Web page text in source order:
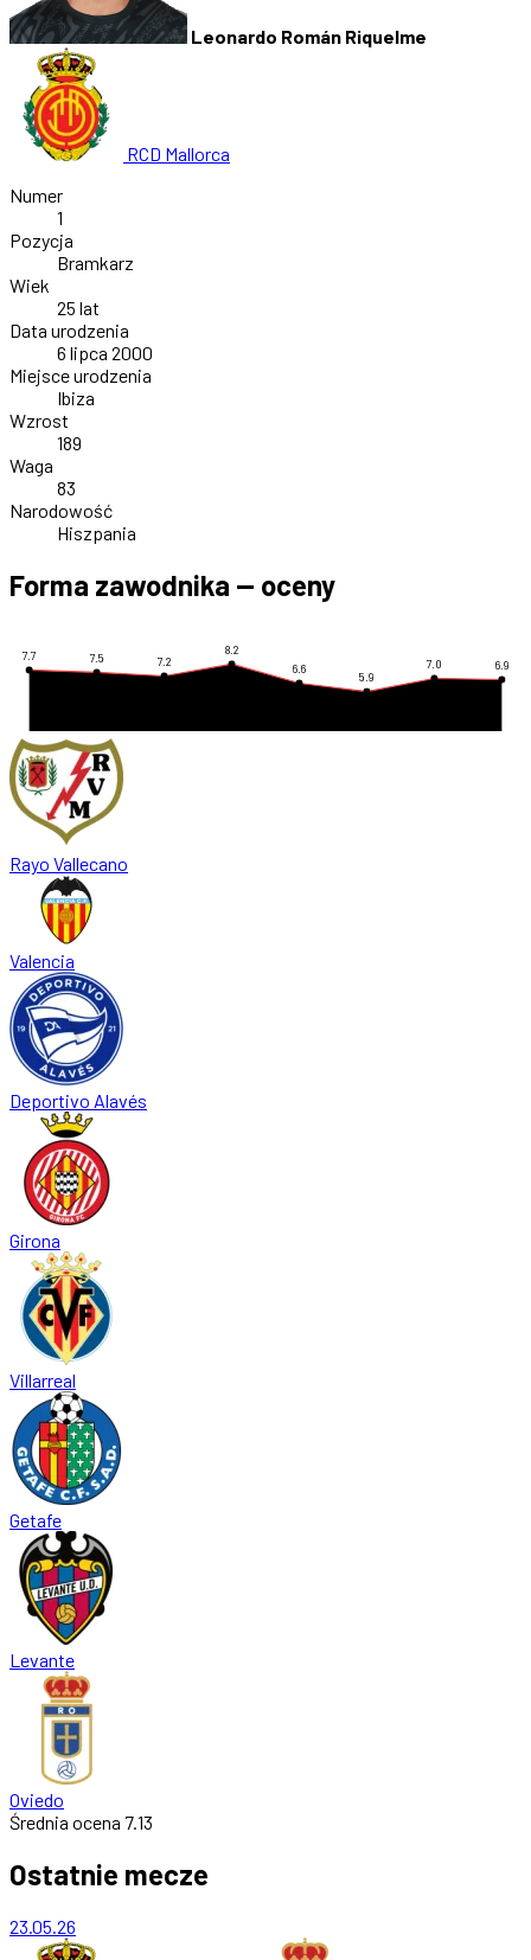
Leonardo Román Riquelme
RCD Mallorca
Numer
1
Pozycja
Bramkarz
Wiek
25 lat
Data urodzenia
6 lipca 2000
Miejsce urodzenia
Ibiza
Wzrost
189
Waga
83
Narodowość
Hiszpania
Forma zawodnika — oceny
7.7 7.5 7.2
8.2
6.6
5.9
7.0 6.9
Rayo Vallecano
Valencia
Deportivo Alavés
Girona
Villarreal
Getafe
Levante
Oviedo
Średnia ocena 7.13
Ostatnie mecze
23.05.26